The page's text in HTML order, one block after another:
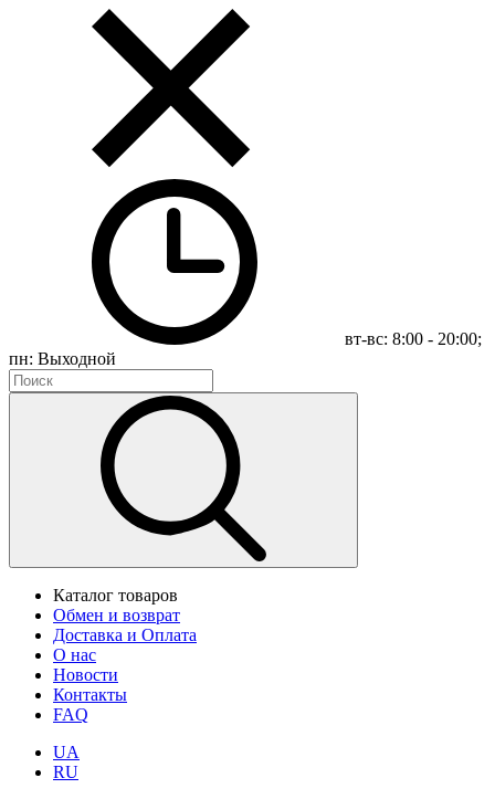
вт-вс: 8:00 - 20:00;
пн: Выходной
Каталог товаров
Обмен и возврат
Доставка и Оплата
О нас
Новости
Контакты
FAQ
UA
RU